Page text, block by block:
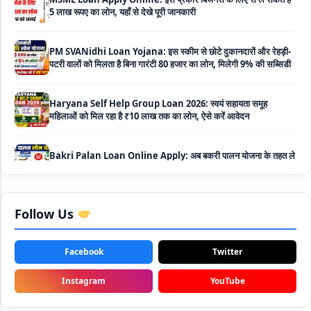
PM SVANidhi Loan Yojana: इस स्कीम से छोटे दुकानदारों और रेहड़ी-
Haryana Self Help Group Loan 2026: स्वयं सहायता समूह
Bakri Palan Loan Online Apply: अब बकरी पालन योजना के तहत ले
तक का लोन
Mahila Samriddhi Loan Yojana: महिला समृद्धि योजना के तहत
महिलाओ को मिलता है पुरे 1 लाख का लोन, कम ब्याज के साथ तगड़ी सब्सिडी
NHFDC E-Rickshaw Loan Scheme Apply Online: अब ई-
रिक्शा खरीदने के लिए सकते है 1.5 लाख का सरकारी लोन, मिलेगी 50% तक
Follow Us
Facebook Twitter
Instagram YouTube